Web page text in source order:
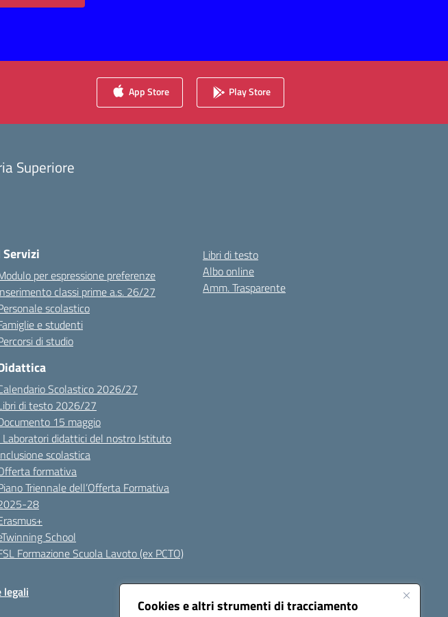
Cookies e altri strumenti di tracciamento
App Store Play Store
Superiore
Servizi
per espressione preferenze
classi prime a.s. 26/27
scolastico
e studenti
di studio
Scolastico 2026/27
di testo 2026/27
15 maggio
Laboratori didattici del nostro Istituto
scolastica
formativa
Triennale dell’Offerta Formativa
28
School
Formazione Scuola Lavoto (ex PCTO)
Libri di testo
Albo online
Amm. Trasparente
legali Seguici su: